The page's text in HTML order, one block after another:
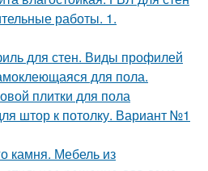
работы. 1.
для стен. Виды профилей
для пола.
плитки для пола
штор к потолку. Вариант №1
камня. Мебель из